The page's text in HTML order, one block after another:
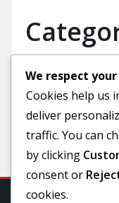
Uncategorized
We respect
Cookies help us
deliver
traffic. You can
by clicking
consent or
cookies.